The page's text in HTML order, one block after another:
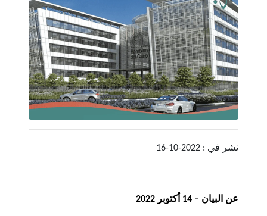
نشر في : 2022-10-16
عن البيان – 14 أكتوبر 2022